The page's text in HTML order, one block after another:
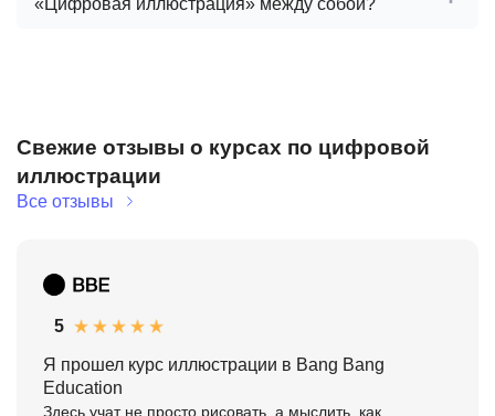
«Цифровая иллюстрация» между собой?
Свежие отзывы о курсах по цифровой
иллюстрации
Все отзывы
5
Я прошел курс иллюстрации в Bang Bang
Education
Здесь учат не просто рисовать, а мыслить, как